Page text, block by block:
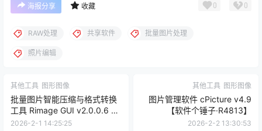
海报分享 收藏 0 0
RAW处理 共享软件 批量图片处理
照片编辑
其他工具 图形图像
批量图片智能压缩与格式转换
工具 Rimage GUI v2.0.0.6 开
源免费版【软件个锤子
2026-2-1 14:25:25
其他工具 图形图像
图片管理软件 cPicture v4.9
【软件个锤子·R4813】
2026-2-2 13:30:53